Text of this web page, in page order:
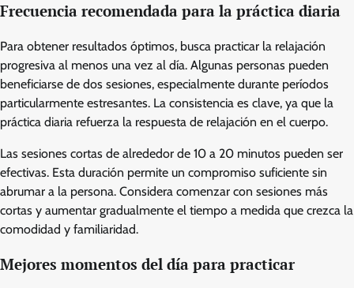
Frecuencia recomendada para la práctica diaria
Para obtener resultados óptimos, busca practicar la relajación
progresiva al menos una vez al día. Algunas personas pueden
beneficiarse de dos sesiones, especialmente durante períodos
particularmente estresantes. La consistencia es clave, ya que la
práctica diaria refuerza la respuesta de relajación en el cuerpo.
Las sesiones cortas de alrededor de 10 a 20 minutos pueden ser
efectivas. Esta duración permite un compromiso suficiente sin
abrumar a la persona. Considera comenzar con sesiones más
cortas y aumentar gradualmente el tiempo a medida que crezca la
comodidad y familiaridad.
Mejores momentos del día para practicar